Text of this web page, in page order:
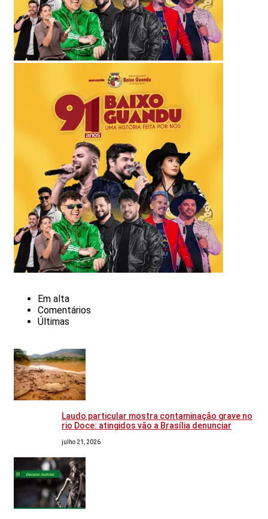
Em alta
Comentários
Últimas
Laudo particular mostra contaminação grave no
rio Doce: atingidos vão a Brasília denunciar
julho 21, 2026